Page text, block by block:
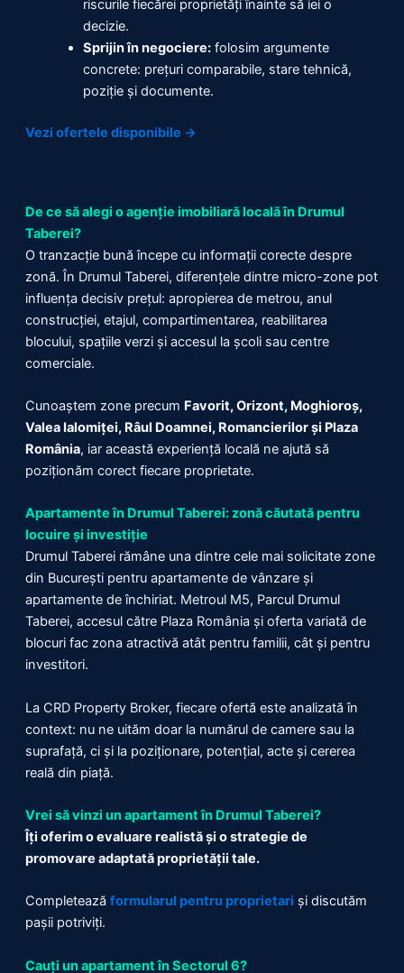
riscurile fiecărei proprietăți înainte să iei o
decizie.
Sprijin în negociere:folosim argumente
concrete: prețuri comparabile, stare tehnică,
poziție și documente.
Vezi ofertele disponibile →
De ce să alegi o agenție imobiliară locală în Drumul
Taberei?
O tranzacție bună începe cu informații corecte despre
zonă. În Drumul Taberei, diferențele dintre micro-zone pot
influența decisiv prețul: apropierea de metrou, anul
construcției, etajul, compartimentarea, reabilitarea
blocului, spațiile verzi și accesul la școli sau centre
comerciale.
Cunoaștem zone precum Favorit, Orizont, Moghioroș,
Valea Ialomiței, Râul Doamnei, Romancierilor și Plaza
România, iar această experiență locală ne ajută să
poziționăm corect fiecare proprietate.
Apartamente în Drumul Taberei: zonă căutată pentru
locuire și investiție
Drumul Taberei rămâne una dintre cele mai solicitate zone
din București pentru apartamente de vânzare și
apartamente de închiriat. Metroul M5, Parcul Drumul
Taberei, accesul către Plaza România și oferta variată de
blocuri fac zona atractivă atât pentru familii, cât și pentru
investitori.
La CRD Property Broker, fiecare ofertă este analizată în
context: nu ne uităm doar la numărul de camere sau la
suprafață, ci și la poziționare, potențial, acte și cererea
reală din piață.
Vrei să vinzi un apartament în Drumul Taberei?
Îți oferim o evaluare realistă și o strategie de
promovare adaptată proprietății tale.
Completează formularul pentru proprietari și discutăm
pașii potriviți.
Cauți un apartament în Sectorul 6?